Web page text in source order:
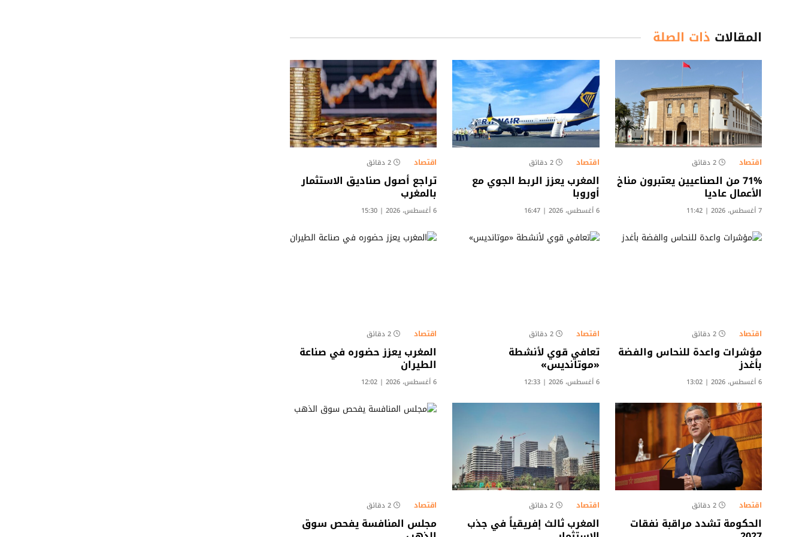
المقالات ذات الصلة
اقتصاد 2 دقائق
71% من الصناعيين يعتبرون مناخ
الأعمال عاديا
7 أغسطس، 2026 | 11:42
اقتصاد 2 دقائق
المغرب يعزز الربط الجوي مع
أوروبا
6 أغسطس، 2026 | 16:47
اقتصاد 2 دقائق
تراجع أصول صناديق الاستثمار
بالمغرب
6 أغسطس، 2026 | 15:30
اقتصاد 2 دقائق
مؤشرات واعدة للنحاس والفضة
بأغدز
6 أغسطس، 2026 | 13:02
اقتصاد 2 دقائق
تعافي قوي لأنشطة
«موتانديس»
6 أغسطس، 2026 | 12:33
اقتصاد 2 دقائق
المغرب يعزز حضوره في صناعة
الطيران
6 أغسطس، 2026 | 12:02
اقتصاد 2 دقائق
الحكومة تشدد مراقبة نفقات
اقتصاد 2 دقائق
المغرب ثالث إفريقياً في جذب
اقتصاد 2 دقائق
مجلس المنافسة يفحص سوق